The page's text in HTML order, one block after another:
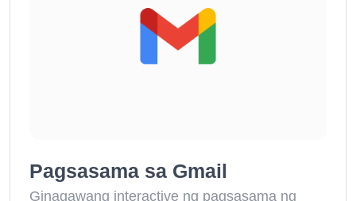
Pagsasama sa Gmail
Ginagawang interactive ng pagsasama ng